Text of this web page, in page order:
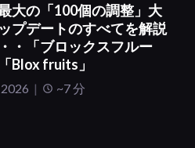
大の「100個の調整」大
プデートのすべてを解説
・「ブロックスフルー
Blox fruits」
~7 分